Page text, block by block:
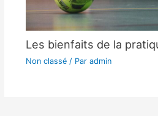
Les bienfaits de la
Non classé/ Par admin